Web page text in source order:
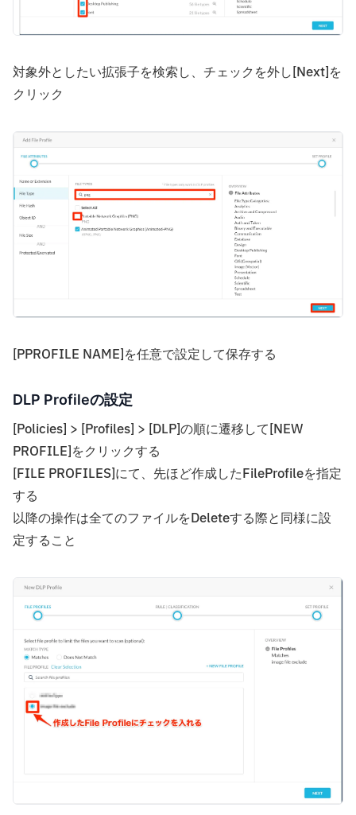
対象外としたい拡張子を検索し、チェックを外し[Next]を
クリック
[PPROFILE NAME]を任意で設定して保存する
DLP Profileの設定
[Policies] > [Profiles] > [DLP]の順に遷移して[NEW
PROFILE]をクリックする
[FILE PROFILES]にて、先ほど作成したFileProfileを指定
する
以降の操作は全てのファイルをDeleteする際と同様に設
定すること